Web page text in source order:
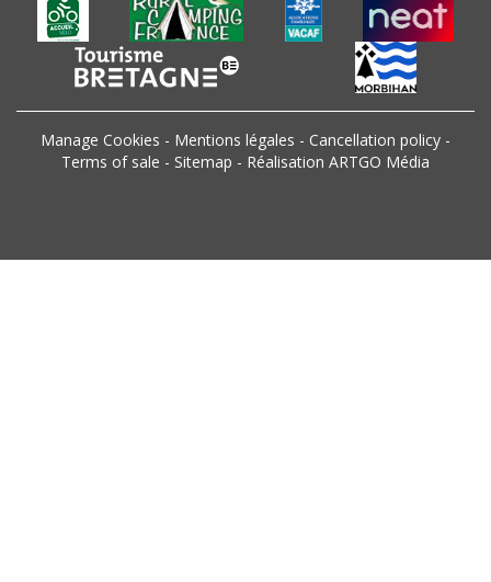
Manage Cookies - Mentions légales - Cancellation policy -
Terms of sale - Sitemap - Réalisation ARTGO Média